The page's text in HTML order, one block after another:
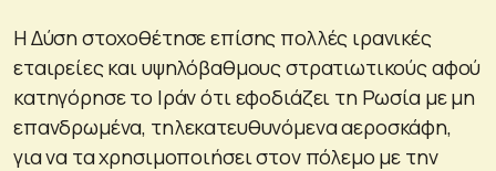
Η Δύση στοχοθέτησε επίσης πολλές ιρανικές
εταιρείες και υψηλόβαθμους στρατιωτικούς αφού
κατηγόρησε το Ιράν ότι εφοδιάζει τη Ρωσία με μη
επανδρωμένα, τηλεκατευθυνόμενα αεροσκάφη,
για να τα χρησιμοποιήσει στον πόλεμο με την